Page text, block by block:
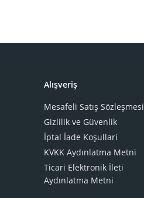
Alışveriş
Mesafeli Satış Sözleşmesi
Gizlilik ve Güvenlik
İptal İade Koşullari
KVKK Aydınlatma Metni
Ticari Elektronik İleti
Aydınlatma Metni